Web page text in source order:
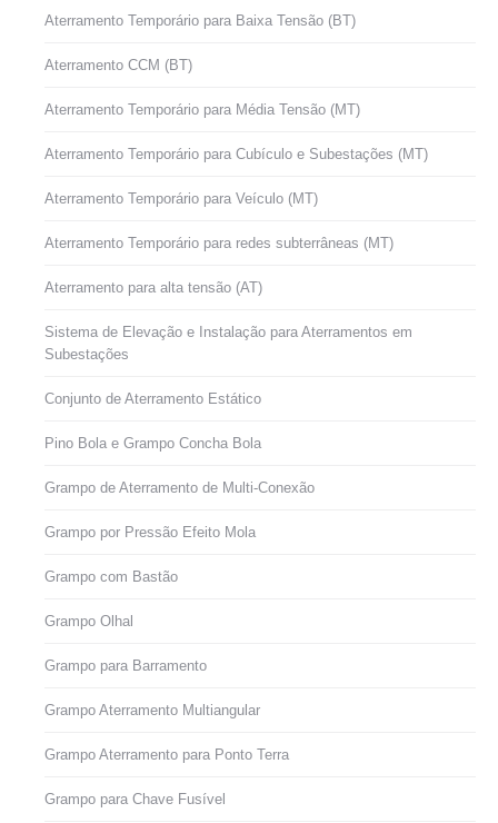
Aterramento Temporário para Baixa Tensão (BT)
Aterramento CCM (BT)
Aterramento Temporário para Média Tensão (MT)
Aterramento Temporário para Cubículo e Subestações (MT)
Aterramento Temporário para Veículo (MT)
Aterramento Temporário para redes subterrâneas (MT)
Aterramento para alta tensão (AT)
Sistema de Elevação e Instalação para Aterramentos em
Subestações
Conjunto de Aterramento Estático
Pino Bola e Grampo Concha Bola
Grampo de Aterramento de Multi-Conexão
Grampo por Pressão Efeito Mola
Grampo com Bastão
Grampo Olhal
Grampo para Barramento
Grampo Aterramento Multiangular
Grampo Aterramento para Ponto Terra
Grampo para Chave Fusível